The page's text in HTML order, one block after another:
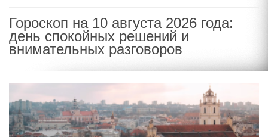
Гороскоп на 10 августа 2026 года:
день спокойных решений и
внимательных разговоров